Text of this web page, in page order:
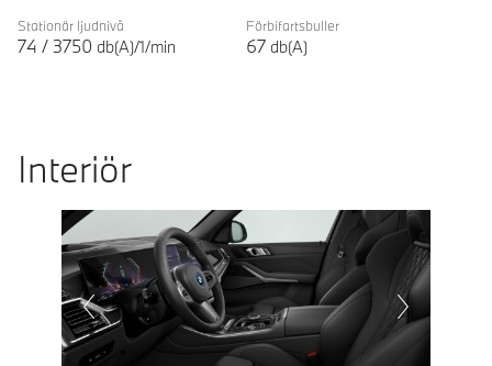
Stationär ljudnivå
74 / 3750 db(A)/1/min
Förbifartsbuller
67 db(A)
Interiör
Prevoius
Next